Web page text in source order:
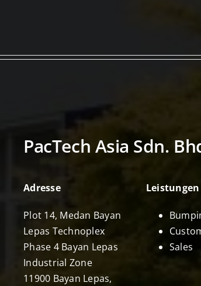
PacTech Asia Sdn.
Adresse
Plot 14, Medan Bayan
Lepas Technoplex
Phase 4 Bayan Lepas
Industrial Zone
11900 Bayan Lepas,
Leistungen
Sales